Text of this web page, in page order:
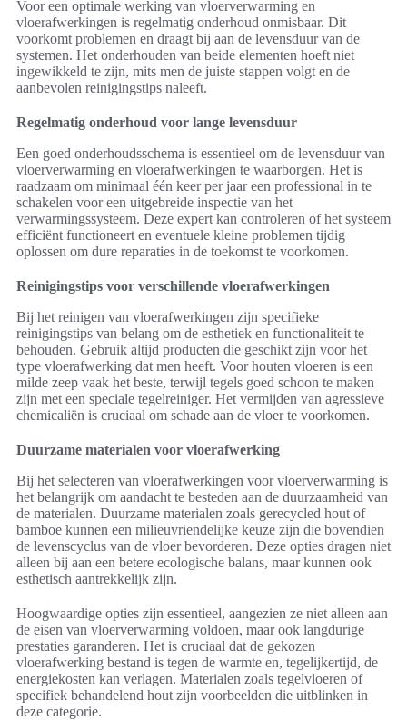
Voor een optimale werking van vloerverwarming en
vloerafwerkingen is regelmatig onderhoud onmisbaar. Dit
voorkomt problemen en draagt bij aan de levensduur van de
systemen. Het onderhouden van beide elementen hoeft niet
ingewikkeld te zijn, mits men de juiste stappen volgt en de
aanbevolen reinigingstips naleeft.
Regelmatig onderhoud voor lange levensduur
Een goed onderhoudsschema is essentieel om de levensduur van
vloerverwarming en vloerafwerkingen te waarborgen. Het is
raadzaam om minimaal één keer per jaar een professional in te
schakelen voor een uitgebreide inspectie van het
verwarmingssysteem. Deze expert kan controleren of het systeem
efficiënt functioneert en eventuele kleine problemen tijdig
oplossen om dure reparaties in de toekomst te voorkomen.
Reinigingstips voor verschillende vloerafwerkingen
Bij het reinigen van vloerafwerkingen zijn specifieke
reinigingstips van belang om de esthetiek en functionaliteit te
behouden. Gebruik altijd producten die geschikt zijn voor het
type vloerafwerking dat men heeft. Voor houten vloeren is een
milde zeep vaak het beste, terwijl tegels goed schoon te maken
zijn met een speciale tegelreiniger. Het vermijden van agressieve
chemicaliën is cruciaal om schade aan de vloer te voorkomen.
Duurzame materialen voor vloerafwerking
Bij het selecteren van vloerafwerkingen voor vloerverwarming is
het belangrijk om aandacht te besteden aan de duurzaamheid van
de materialen. Duurzame materialen zoals gerecycled hout of
bamboe kunnen een milieuvriendelijke keuze zijn die bovendien
de levenscyclus van de vloer bevorderen. Deze opties dragen niet
alleen bij aan een betere ecologische balans, maar kunnen ook
esthetisch aantrekkelijk zijn.
Hoogwaardige opties zijn essentieel, aangezien ze niet alleen aan
de eisen van vloerverwarming voldoen, maar ook langdurige
prestaties garanderen. Het is cruciaal dat de gekozen
vloerafwerking bestand is tegen de warmte en, tegelijkertijd, de
energiekosten kan verlagen. Materialen zoals tegelvloeren of
specifiek behandelend hout zijn voorbeelden die uitblinken in
deze categorie.